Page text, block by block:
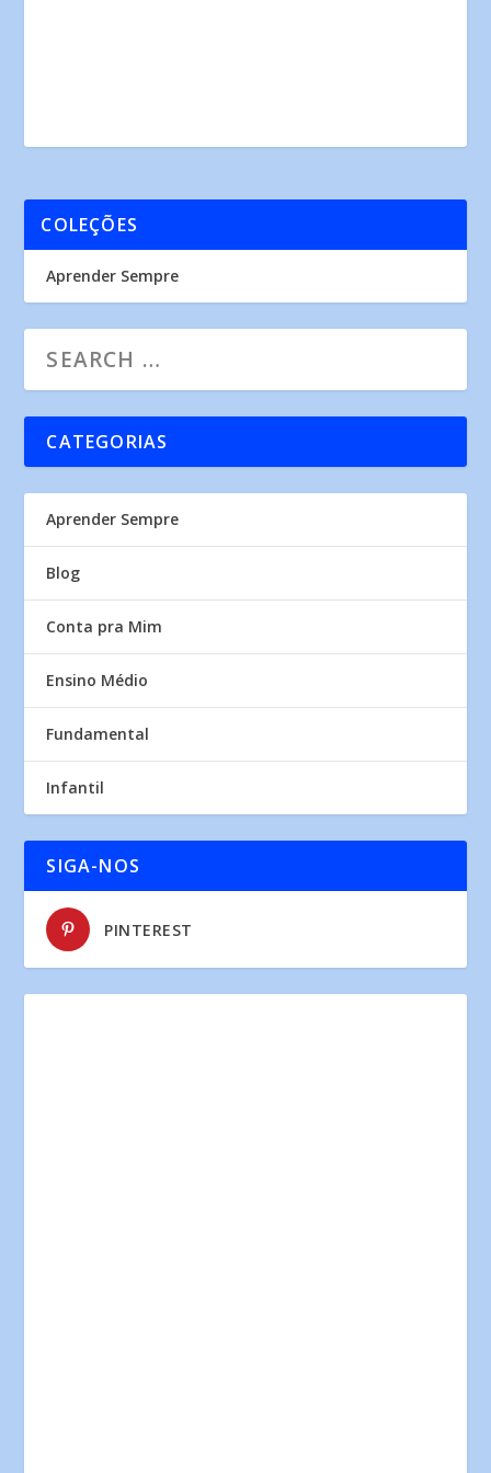
COLEÇÕES
Aprender Sempre
CATEGORIAS
Aprender Sempre
Blog
Conta pra Mim
Ensino Médio
Fundamental
Infantil
SIGA-NOS
PINTEREST